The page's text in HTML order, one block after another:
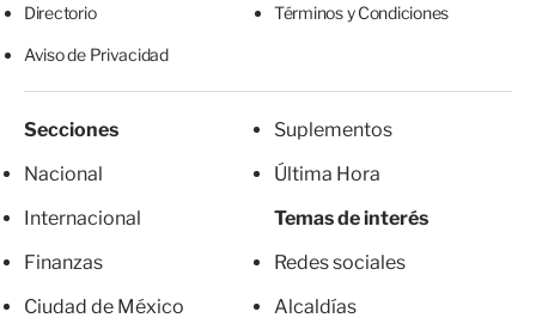
Directorio Términos y Condiciones
Aviso de Privacidad
Secciones
Nacional
Internacional
Finanzas
Ciudad de México
Suplementos
Última Hora
Temas de interés
Redes sociales
Alcaldías